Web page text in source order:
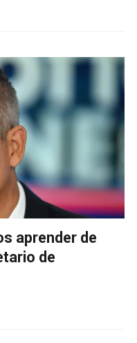
aprender de
de